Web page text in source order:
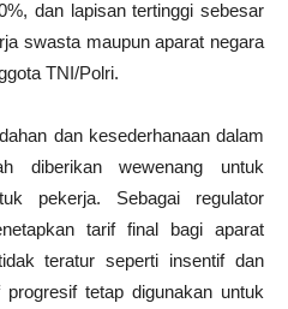
dan lapisan tertinggi sebesar
swasta maupun aparat negara
TNI/Polri.
dan kesederhanaan dalam
diberikan wewenang untuk
pekerja. Sebagai regulator
tarif final bagi aparat
teratur seperti insentif dan
tetap digunakan untuk